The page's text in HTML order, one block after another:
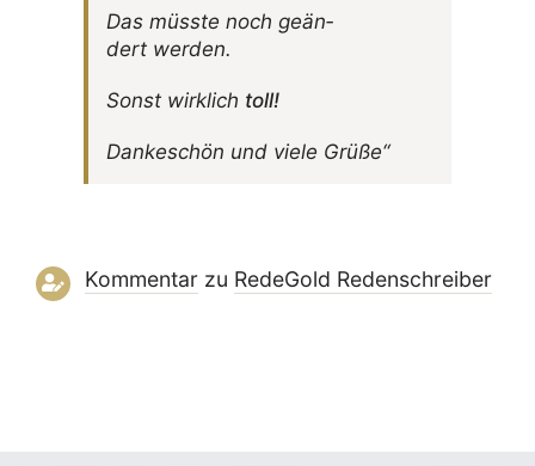
Das müsste noch geän­
dert werden.
Sonst wirk­lich toll!
Danke­schön und viele Grüße“
Kommentarzu RedeGold Reden­schreiber